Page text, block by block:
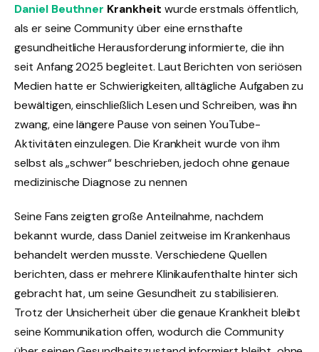
Daniel Beuthner Krankheit wurde erstmals öffentlich,
als er seine Community über eine ernsthafte
gesundheitliche Herausforderung informierte, die ihn
seit Anfang 2025 begleitet. Laut Berichten von seriösen
Medien hatte er Schwierigkeiten, alltägliche Aufgaben zu
bewältigen, einschließlich Lesen und Schreiben, was ihn
zwang, eine längere Pause von seinen YouTube-
Aktivitäten einzulegen. Die Krankheit wurde von ihm
selbst als „schwer“ beschrieben, jedoch ohne genaue
medizinische Diagnose zu nennen
Seine Fans zeigten große Anteilnahme, nachdem
bekannt wurde, dass Daniel zeitweise im Krankenhaus
behandelt werden musste. Verschiedene Quellen
berichten, dass er mehrere Klinikaufenthalte hinter sich
gebracht hat, um seine Gesundheit zu stabilisieren.
Trotz der Unsicherheit über die genaue Krankheit bleibt
seine Kommunikation offen, wodurch die Community